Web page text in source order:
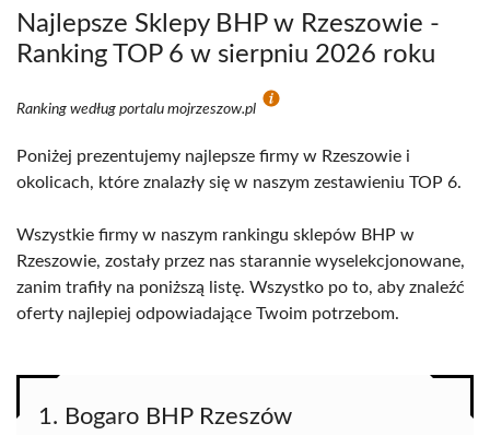
Najlepsze Sklepy BHP w Rzeszowie -
Ranking TOP 6 w sierpniu 2026 roku
Ranking według portalu mojrzeszow.pl
Poniżej prezentujemy najlepsze firmy w Rzeszowie i
okolicach, które znalazły się w naszym zestawieniu TOP 6.
Wszystkie firmy w naszym rankingu sklepów BHP w
Rzeszowie, zostały przez nas starannie wyselekcjonowane,
zanim trafiły na poniższą listę. Wszystko po to, aby znaleźć
oferty najlepiej odpowiadające Twoim potrzebom.
1. Bogaro BHP Rzeszów